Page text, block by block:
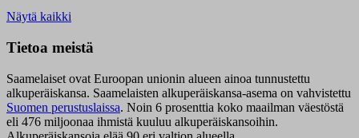
Näytä kaikki
Tietoa meistä
Saamelaiset ovat Euroopan unionin alueen ainoa tunnustettu
alkuperäiskansa. Saamelaisten alkuperäiskansa-asema on vahvistettu
Suomen perustuslaissa. Noin 6 prosenttia koko maailman väestöstä
eli 476 miljoonaa ihmistä kuuluu alkuperäiskansoihin.